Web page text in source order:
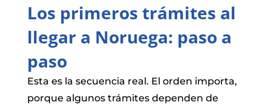
Los primeros trámites al
llegar a Noruega: paso a
paso
Esta es la secuencia real. El orden importa,
porque algunos trámites dependen de